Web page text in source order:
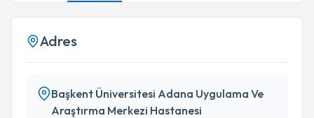
Adres
Başkent Üniversitesi Adana Uygulama Ve
Araştırma Merkezi Hastanesi